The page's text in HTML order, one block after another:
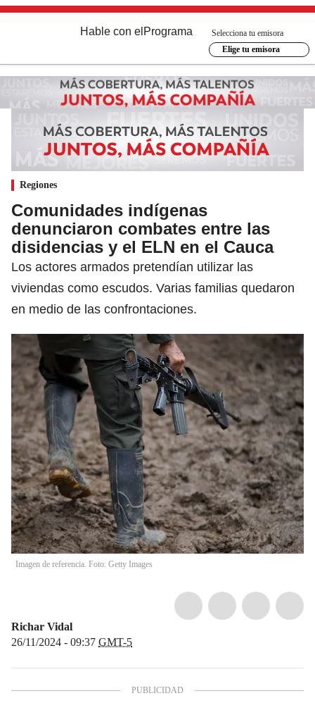
Hable con el Programa
Selecciona tu emisora
Elige tu emisora
Regiones
Comunidades indígenas
denunciaron combates entre las
disidencias y el ELN en el Cauca
Los actores armados pretendían utilizar las
viviendas como escudos. Varias familias quedaron
en medio de las confrontaciones.
Imagen de referencia. Foto: Getty Images
Richar Vidal
26/11/2024 - 09:37 GMT-5